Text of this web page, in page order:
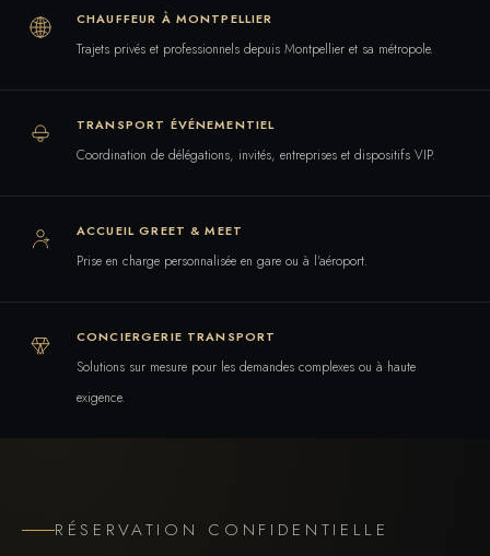
CHAUFFEUR À MONTPELLIER
Trajets privés et professionnels depuis Montpellier et sa métropole.
TRANSPORT ÉVÉNEMENTIEL
Coordination de délégations, invités, entreprises et dispositifs VIP.
ACCUEIL GREET & MEET
Prise en charge personnalisée en gare ou à l’aéroport.
CONCIERGERIE TRANSPORT
Solutions sur mesure pour les demandes complexes ou à haute
exigence.
RÉSERVATION CONFIDENTIELLE